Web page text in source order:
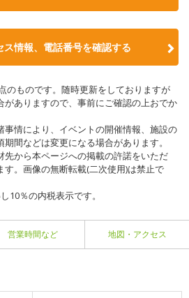
ス情報、電話番号を確認する
のものです。随時更新をしておりますが
がありますので、事前にご確認の上おでか
情により、イベントの開催情報、施設の
間などは変更になる場合があります。
から本ページへの掲載の許諾をいただ
す。画像の無断転載(二次使用)は禁止で
10％の内税表示です。
営業時間など 地図・アクセス